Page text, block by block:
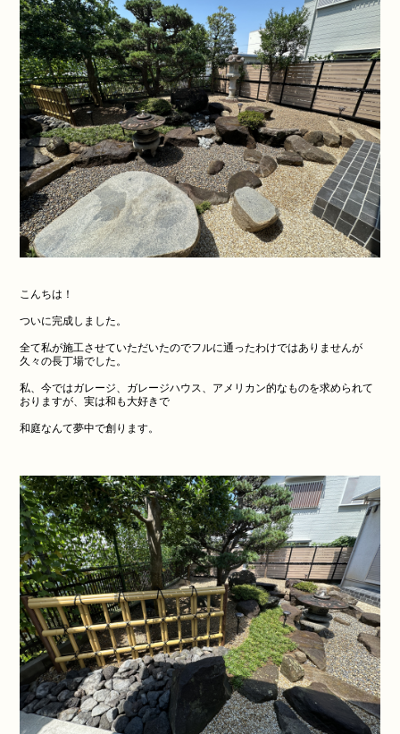
こんちは！
ついに完成しました。
全て私が施工させていただいたのでフルに通ったわけではありませんが
久々の長丁場でした。
私、今ではガレージ、ガレージハウス、アメリカン的なものを求められて
おりますが、実は和も大好きで
和庭なんて夢中で創ります。